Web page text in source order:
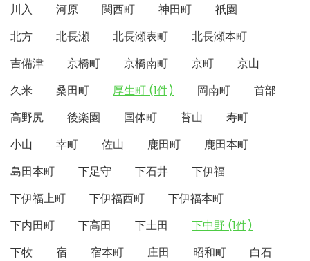
川入 河原 関西町 神田町
祇園
北方
北長瀬 北長瀬表町
北長瀬本町
吉備津
京橋町 京橋南町 京町
京山
久米
桑田町 厚生町 (1件) 岡南町
首部
高野尻
後楽園 国体町 苔山
寿町
小山
幸町 佐山 鹿田町
鹿田本町
島田本町
下足守 下石井
下伊福
下伊福上町
下伊福西町
下伊福本町
下内田町
下高田 下土田
下中野 (1件)
下牧
宿 宿本町 庄田 昭和町
白石